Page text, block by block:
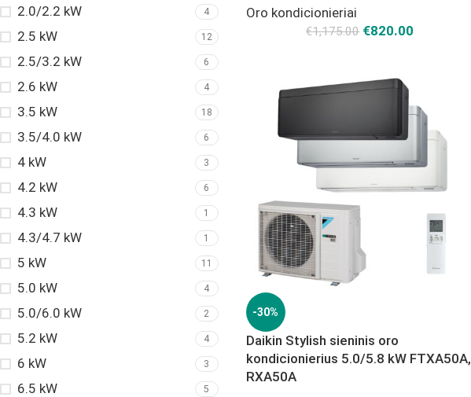
2.0/2.2 kW 4
2.5 kW 12
2.5/3.2 kW 6
2.6 kW 4
3.5 kW 18
3.5/4.0 kW 6
4 kW 3
4.2 kW 6
4.3 kW 1
4.3/4.7 kW 1
5 kW 11
5.0 kW 4
5.0/6.0 kW 2
5.2 kW 4
6 kW 3
6.5 kW 5
Oro kondicionieriai
€1,175.00 €820.00
-30%
Daikin Stylish sieninis oro
kondicionierius 5.0/5.8 kW FTXA50A,
RXA50A